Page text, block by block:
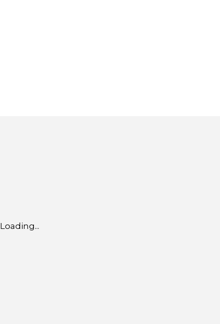
Loading...